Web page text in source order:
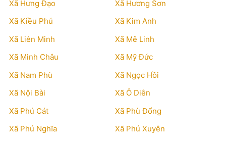
Xã Hưng Đạo
Xã Hương Sơn
Xã Kiều Phú
Xã Kim Anh
Xã Liên Minh
Xã Mê Linh
Xã Minh Châu
Xã Mỹ Đức
Xã Nam Phù
Xã Ngọc Hồi
Xã Nội Bài
Xã Ô Diên
Xã Phú Cát
Xã Phù Đổng
Xã Phú Nghĩa
Xã Phú Xuyên